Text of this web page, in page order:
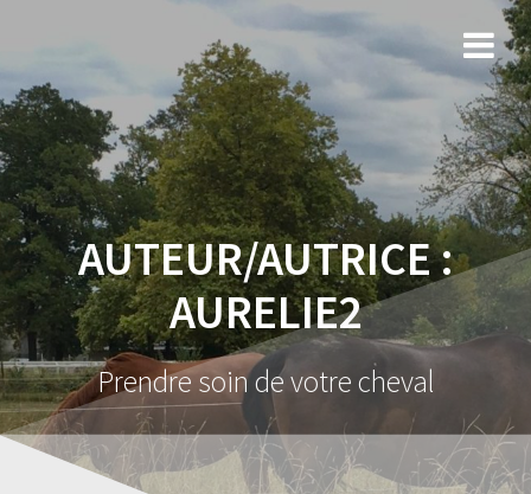
AUTEUR/AUTRICE :
AURELIE2
Prendre soin de votre cheval